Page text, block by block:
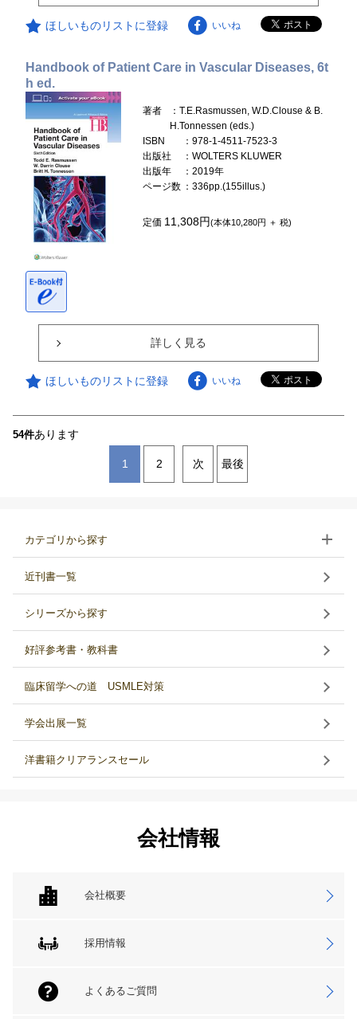
ほしいものリストに登録 いいね
Handbook of Patient Care in Vascular Diseases, 6t
h ed.
著者
：T.E.Rasmussen, W.D.Clouse & B.
H.Tonnessen (eds.)
ISBN
：978-1-4511-7523-3
出版社
：WOLTERS KLUWER
出版年
：2019年
ページ数 ：336pp.(155illus.)
定価 11,308円(本体10,280円 ＋ 税)
詳しく見る
ほしいものリストに登録 いいね
54件あります
1 2 次 最後
カテゴリから探す
近刊書一覧
シリーズから探す
好評参考書・教科書
臨床留学への道 USMLE対策
学会出展一覧
洋書籍クリアランスセール
会社情報
会社概要
採用情報
よくあるご質問